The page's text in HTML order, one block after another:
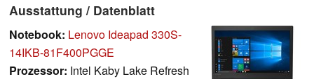
Ausstattung / Datenblatt
Notebook: Lenovo Ideapad 330S-
14IKB-81F400PGGE
Prozessor: Intel Kaby Lake Refresh